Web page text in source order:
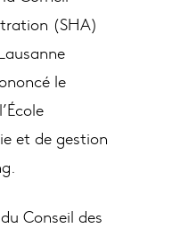
(SHA)
le
et de gestion
Conseil des